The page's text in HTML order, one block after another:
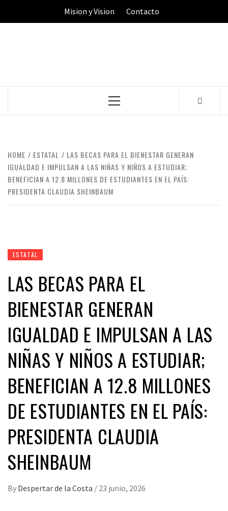
Mision y Vision Contacto
Primary
HOME ESTATAL
LAS BECAS PARA EL BIENESTAR GENERAN
IGUALDAD E IMPULSAN A LAS NIÑAS Y NIÑOS A ESTUDIAR;
BENEFICIAN A 12.8 MILLONES DE ESTUDIANTES EN EL PAÍS:
PRESIDENTA CLAUDIA SHEINBAUM
ESTATAL
LAS BECAS PARA EL
BIENESTAR GENERAN
IGUALDAD E IMPULSAN A LAS
NIÑAS Y NIÑOS A ESTUDIAR;
BENEFICIAN A 12.8 MILLONES
DE ESTUDIANTES EN EL PAÍS:
PRESIDENTA CLAUDIA
SHEINBAUM
By Despertar de la Costa / 23 junio, 2026